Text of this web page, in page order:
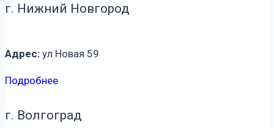
г. Нижний Новгород
Адрес: ул Новая 59
Подробнее
г. Волгоград